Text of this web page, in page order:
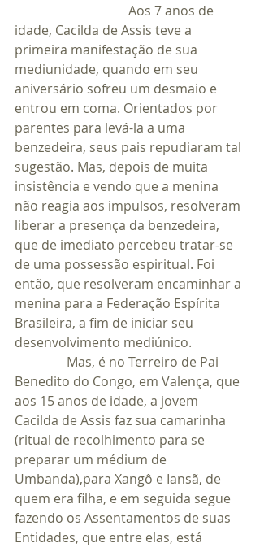
Aos 7 anos de
idade, Cacilda de Assis teve a
primeira manifestação de sua
mediunidade, quando em seu
aniversário sofreu um desmaio e
entrou em coma. Orientados por
parentes para levá-la a uma
benzedeira, seus pais repudiaram tal
sugestão. Mas, depois de muita
insistência e vendo que a menina
não reagia aos impulsos, resolveram
liberar a presença da benzedeira,
que de imediato percebeu tratar-se
de uma possessão espiritual. Foi
então, que resolveram encaminhar a
menina para a Federação Espírita
Brasileira, a fim de iniciar seu
desenvolvimento mediúnico.
Mas, é no Terreiro de Pai
Benedito do Congo, em Valença, que
aos 15 anos de idade, a jovem
Cacilda de Assis faz sua camarinha
(ritual de recolhimento para se
preparar um médium de
Umbanda),para Xangô e Iansã, de
quem era filha, e em seguida segue
fazendo os Assentamentos de suas
Entidades, que entre elas, está